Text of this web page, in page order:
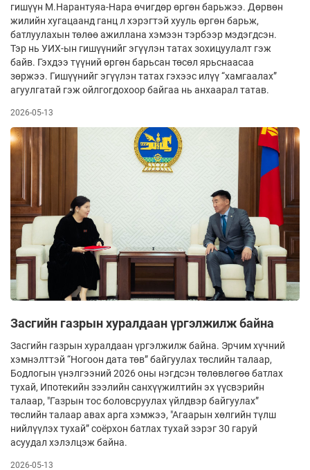
гишүүн М.Нарантуяа-Нара өчигдөр өргөн барьжээ. Дөрвөн
жилийн хугацаанд ганц л хэрэгтэй хууль өргөн барьж,
батлуулахын төлөө ажиллана хэмээн тэрбээр мэдэгдсэн.
Тэр нь УИХ-ын гишүүнийг эгүүлэн татах зохицуулалт гэж
байв. Гэхдээ түүний өргөн барьсан төсөл ярьснаасаа
зөржээ. Гишүүнийг эгүүлэн татах гэхээс илүү “хамгаалах”
агуулгатай гэж ойлгогдохоор байгаа нь анхаарал татав.
2026-05-13
Засгийн газрын хуралдаан үргэлжилж байна
Засгийн газрын хуралдаан үргэлжилж байна. Эрчим хүчний
хэмнэлттэй “Ногоон дата төв” байгуулах төслийн талаар,
Бодлогын үнэлгээний 2026 оны нэгдсэн төлөвлөгөө батлах
тухай, Ипотекийн зээлийн санхүүжилтийн эх үүсвэрийн
талаар, "Газрын тос боловсруулах үйлдвэр байгуулах”
төслийн талаар авах арга хэмжээ, "Агаарын хөлгийн түлш
нийлүүлэх тухай” соёрхон батлах тухай зэрэг 30 гаруй
асуудал хэлэлцэж байна.
2026-05-13